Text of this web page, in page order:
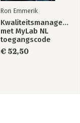
Ron Emmerik
met MyLab NL
toegangscode
€ 52,50